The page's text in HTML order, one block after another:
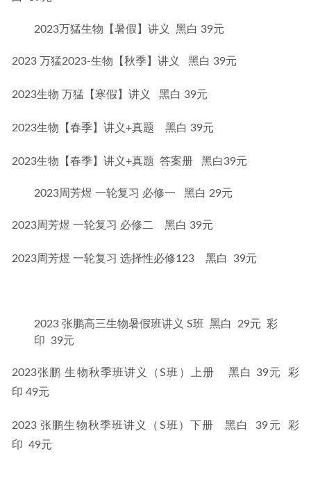
2023万猛生物【暑假】讲义 黑白 39元
2023 万猛2023-生物【秋季】讲义   黑白 39元
2023生物 万猛【寒假】讲义   黑白 39元
2023生物【春季】讲义+真题    黑白 39元
2023生物【春季】讲义+真题  答案册   黑白39元
2023周芳煜 一轮复习 必修一 黑白 29元
2023周芳煜 一轮复习 必修二    黑白 39元
2023周芳煜 一轮复习 选择性必修123    黑白  39元
2023 张鹏高三生物暑假班讲义 S班 黑白 29元 彩
印 39元
2023张鹏 生物秋季班讲义（S班）上册    黑白 39元  彩
印 49元
2023 张鹏生物秋季班讲义（S班）下册   黑白  39元  彩
印  49元